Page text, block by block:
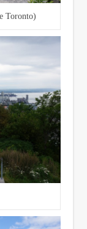
Toronto)